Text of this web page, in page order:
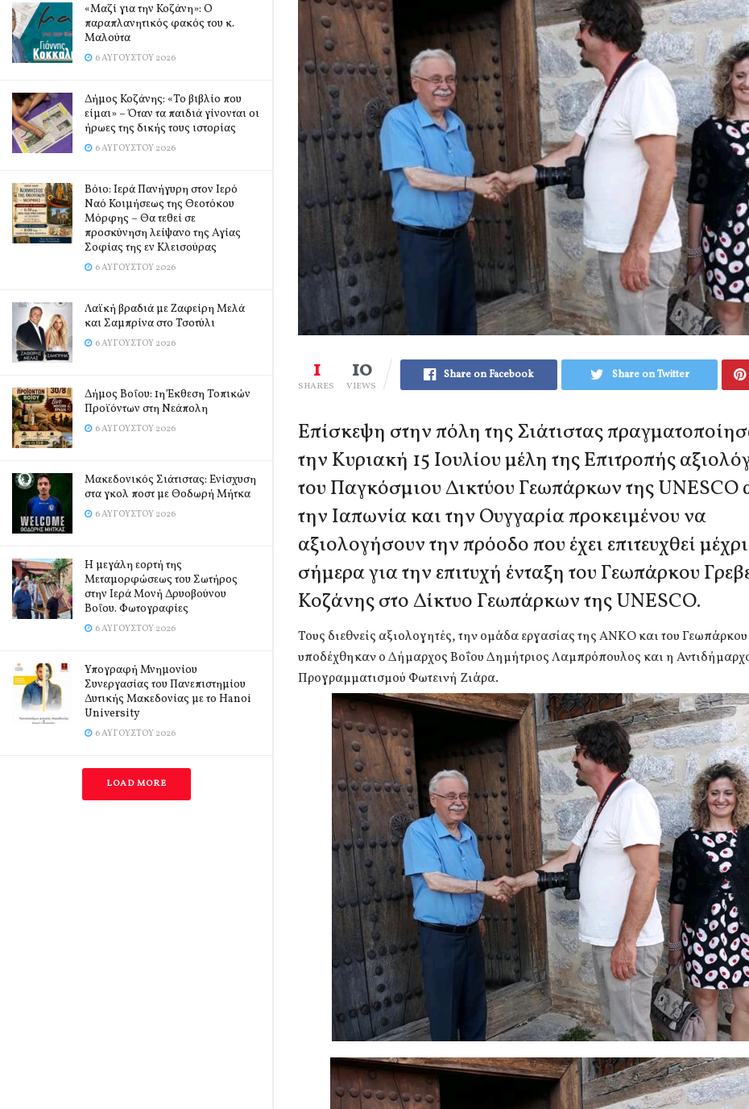
«Μαζί για την Κοζάνη»: Ο
παραπλανητικός φακός του κ.
Μαλούτα
6 ΑΥΓΟΎΣΤΟΥ 2026
Δήμος Κοζάνης: «Το βιβλίο που
είμαι» – Όταν τα παιδιά γίνονται οι
ήρωες της δικής τους ιστορίας
6 ΑΥΓΟΎΣΤΟΥ 2026
Βόιο: Ιερά Πανήγυρη στον Ιερό
Ναό Κοιμήσεως της Θεοτόκου
Μόρφης – Θα τεθεί σε
προσκύνηση λείψανο της Αγίας
Σοφίας της εν Κλεισούρας
6 ΑΥΓΟΎΣΤΟΥ 2026
Λαϊκή βραδιά με Ζαφείρη Μελά
και Σαμπρίνα στο Τσοτύλι
6 ΑΥΓΟΎΣΤΟΥ 2026
Δήμος Βοΐου: 1η Έκθεση Τοπικών
Προϊόντων στη Νεάπολη
6 ΑΥΓΟΎΣΤΟΥ 2026
Μακεδονικός Σιάτιστας: Ενίσχυση
στα γκολ ποστ με Θοδωρή Μήτκα
6 ΑΥΓΟΎΣΤΟΥ 2026
Η μεγάλη εορτή της
Μεταμορφώσεως του Σωτήρος
στην Ιερά Μονή Δρυοβούνου
Βοΐου. Φωτογραφίες
6 ΑΥΓΟΎΣΤΟΥ 2026
Υπογραφή Μνημονίου
Συνεργασίας του Πανεπιστημίου
Δυτικής Μακεδονίας με το Hanoi
University
6 ΑΥΓΟΎΣΤΟΥ 2026
LOAD MORE
1
SHARES
10
VIEWS
Share on Facebook Share on Twitter
Επίσκεψη στην πόλη της Σιάτιστας
την Κυριακή 15 Ιουλίου μέλη της Επιτροπής
του Παγκόσμιου Δικτύου Γεωπάρκων της UNESCO
την Ιαπωνία και την Ουγγαρία προκειμένου να
αξιολογήσουν την πρόοδο που έχει επιτευχθεί μέχρι
σήμερα για την επιτυχή ένταξη του Γεωπάρκου
Κοζάνης στο Δίκτυο Γεωπάρκων της UNESCO.
Τους διεθνείς αξιολογητές, την ομάδα εργασίας της ΑΝΚΟ και του Γεωπάρκου
υποδέχθηκαν ο Δήμαρχος Βοΐου Δημήτριος Λαμπρόπουλος και η
Προγραμματισμού Φωτεινή Ζιάρα.